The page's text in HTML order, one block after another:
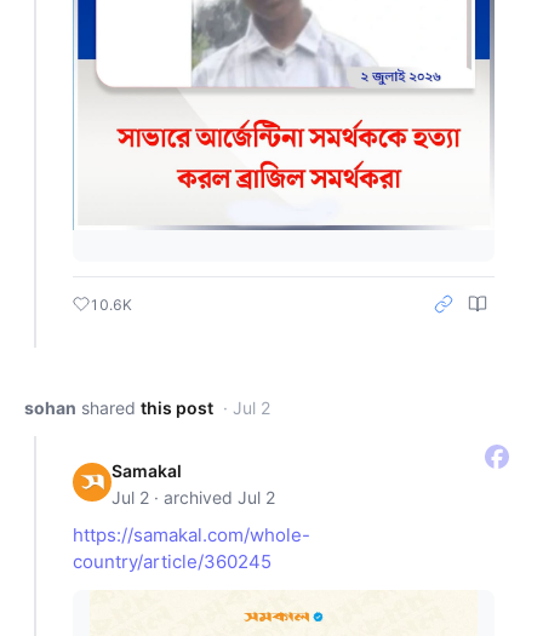
10.6K
sohan shared this post · Jul 2
Samakal
Jul 2 · archived Jul 2
https://samakal.com/whole-
country/article/360245